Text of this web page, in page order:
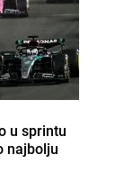
u sprintu
najbolju